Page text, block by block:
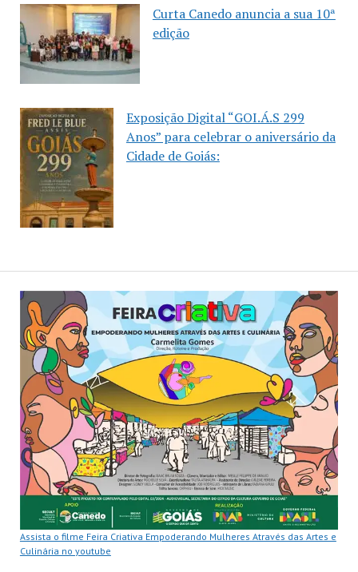
Curta Canedo anuncia a sua 10ª
edição
Exposição Digital “GOI.Á.S 299
Anos” para celebrar o aniversário da
Cidade de Goiás:
Assista o filme Feira Criativa Empoderando Mulheres Através das Artes e
Culinária no youtube